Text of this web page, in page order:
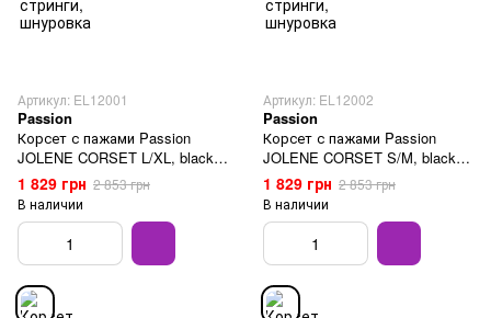
Артикул: EL12001
Passion
Корсет с пажами Passion
JOLENE CORSET L/XL, black,
трусики, полуоткрытая грудь,
полупрозрачный
1 829 грн 2 853 грн
В наличии
Артикул: EL12002
Passion
Корсет с пажами Passion
JOLENE CORSET S/M, black,
трусики, полуоткрытая грудь,
полупрозрачный
1 829 грн 2 853 грн
В наличии